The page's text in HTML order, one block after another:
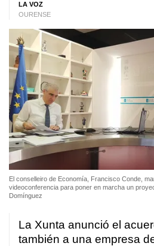
LA VOZ
OURENSE
El conselleiro de Economía, Francisco Conde,
videoconferencia para poner en marcha un
Domínguez
La Xunta anunció el
también a una empresa